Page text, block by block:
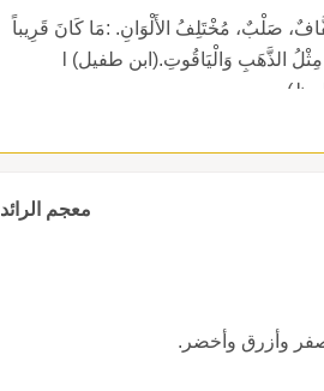
صَلْبٌ، مُخْتَلِفُ الأَلْوَانِ. :مَا كَانَ قَرِيباً
معجم الرائد
وأزرق وأخضر.